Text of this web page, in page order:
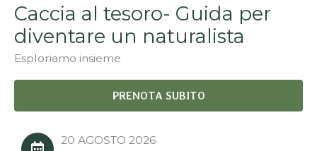
Caccia al tesoro- Guida per
diventare un naturalista
Esploriamo insieme
PRENOTA SUBITO
20 AGOSTO 2026